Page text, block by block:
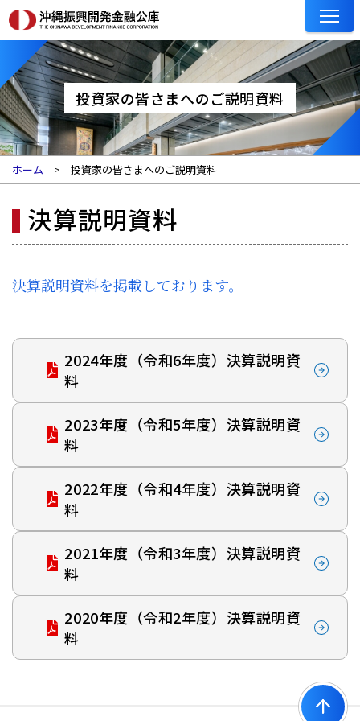
投資家の皆さまへのご説明資料
ホーム 投資家の皆さまへのご説明資料
決算説明資料
決算説明資料を掲載しております。
2024年度（令和6年度）決算説明資
料
2023年度（令和5年度）決算説明資
料
2022年度（令和4年度）決算説明資
料
2021年度（令和3年度）決算説明資
料
2020年度（令和2年度）決算説明資
料